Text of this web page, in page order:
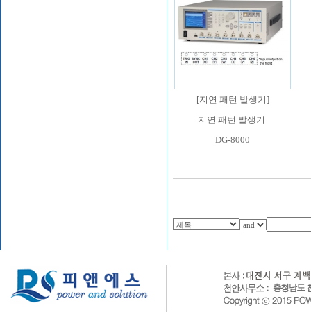
[지연 패턴 발생기 ]
지연 패턴 발생기
DG-8000